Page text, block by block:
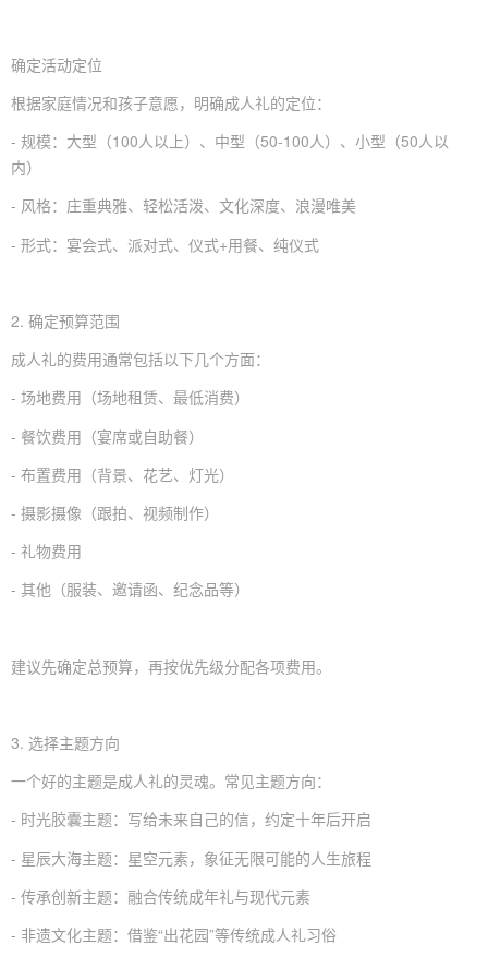
确定活动定位
根据家庭情况和孩子意愿，明确成人礼的定位：
- 规模：大型（100人以上）、中型（50-100人）、小型（50人以
内）
- 风格：庄重典雅、轻松活泼、文化深度、浪漫唯美
- 形式：宴会式、派对式、仪式+用餐、纯仪式
2. 确定预算范围
成人礼的费用通常包括以下几个方面：
- 场地费用（场地租赁、最低消费）
- 餐饮费用（宴席或自助餐）
- 布置费用（背景、花艺、灯光）
- 摄影摄像（跟拍、视频制作）
- 礼物费用
- 其他（服装、邀请函、纪念品等）
建议先确定总预算，再按优先级分配各项费用。
3. 选择主题方向
一个好的主题是成人礼的灵魂。常见主题方向：
- 时光胶囊主题：写给未来自己的信，约定十年后开启
- 星辰大海主题：星空元素，象征无限可能的人生旅程
- 传承创新主题：融合传统成年礼与现代元素
- 非遗文化主题：借鉴“出花园”等传统成人礼习俗